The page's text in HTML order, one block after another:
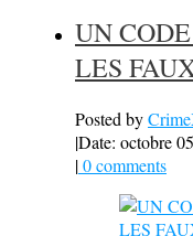
UN
LES
Posted by
|Date: octobre
|0 comments